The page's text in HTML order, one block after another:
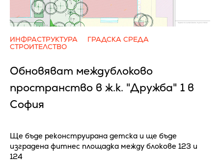
ИНФРАСТРУКТУРА
ГРАДСКА СРЕДА
СТРОИТЕЛСТВО
Обновяват междублоково
пространство в ж.к. "Дружба" 1 в
София
Ще бъде реконструирана детска и ще бъде
изградена фитнес площадка между блокове 123 и
124